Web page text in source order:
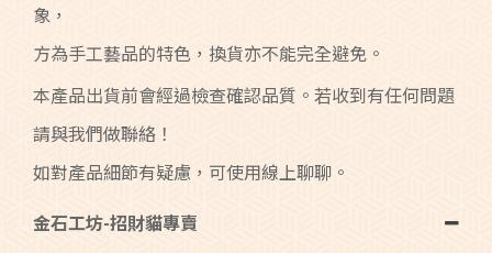
象，
方為手工藝品的特色，換貨亦不能完全避免。
本產品出貨前會經過檢查確認品質。若收到有任何問題
請與我們做聯絡！
如對產品細節有疑慮，可使用線上聊聊。
金石工坊-招財貓專賣